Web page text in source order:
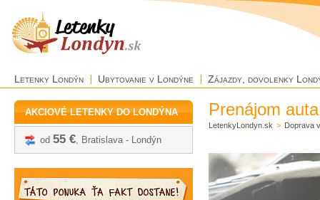
Letenky Londýn Ubytovanie v Londýne Zájazdy, dovolenky
AKCIOVÉ LETENKY DO LONDÝNA
od 55 €, Bratislava - Londýn
Prenájom
LetenkyLondyn.sk > Doprava